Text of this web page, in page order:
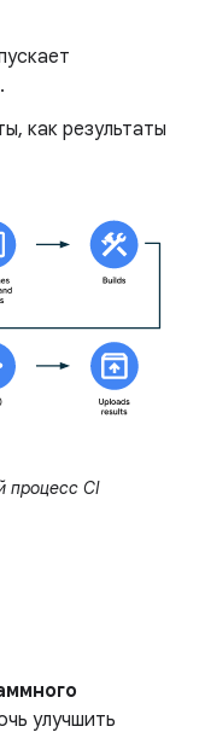
.
как результаты
процесс CI
улучшить